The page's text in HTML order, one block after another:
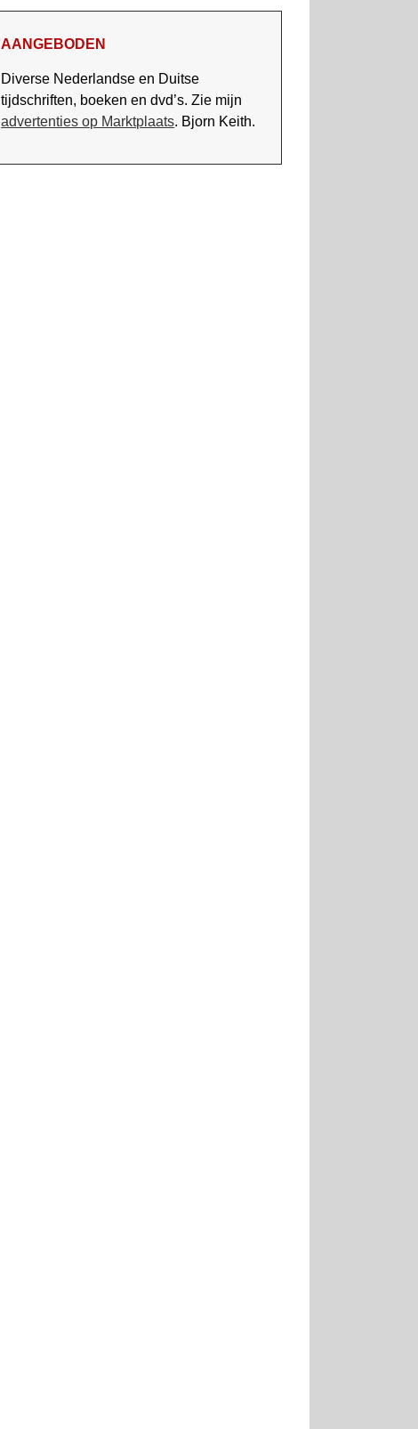
AANGEBODEN
Diverse Nederlandse en Duitse
tijdschriften, boeken en dvd’s. Zie mijn
advertenties op Marktplaats. Bjorn Keith.